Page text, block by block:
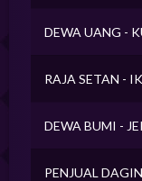
DEWA UANG -
RAJA SETAN -
DEWA BUMI -
PENJUAL